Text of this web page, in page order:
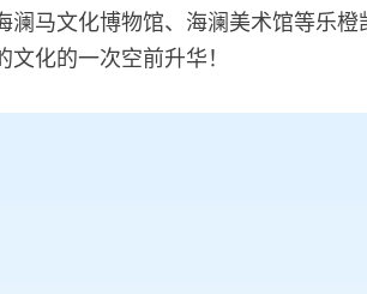
澜马文化博物馆、海澜美术馆等乐
化的一次空前升华！